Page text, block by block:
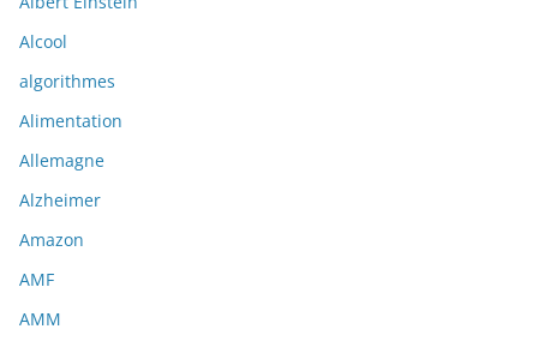
Alcool
algorithmes
Alimentation
Allemagne
Alzheimer
Amazon
AMF
AMM